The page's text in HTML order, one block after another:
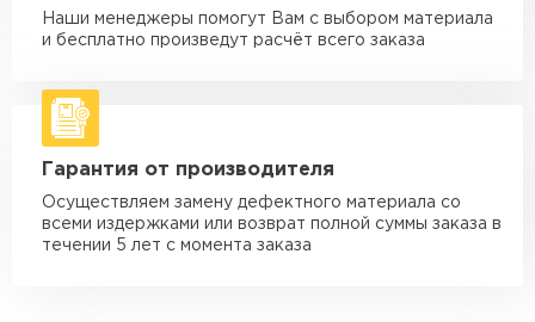
Машина - 10 тн до 50 м3
от 3 500 ₽
Машина - 20 тн до 80 м3
макс. длина груза 8 м
Манипулятор до 5 тн
макс. длина груза 5 м
Манипулятор до 10 тн
Наши менеджеры помогут Вам с выбором материала
и бесплатно произведут расчёт всего заказа
Гарантия от производителя
Осуществляем замену дефектного материала со
всеми издержками или возврат полной суммы заказа в
течении 5 лет с момента заказа